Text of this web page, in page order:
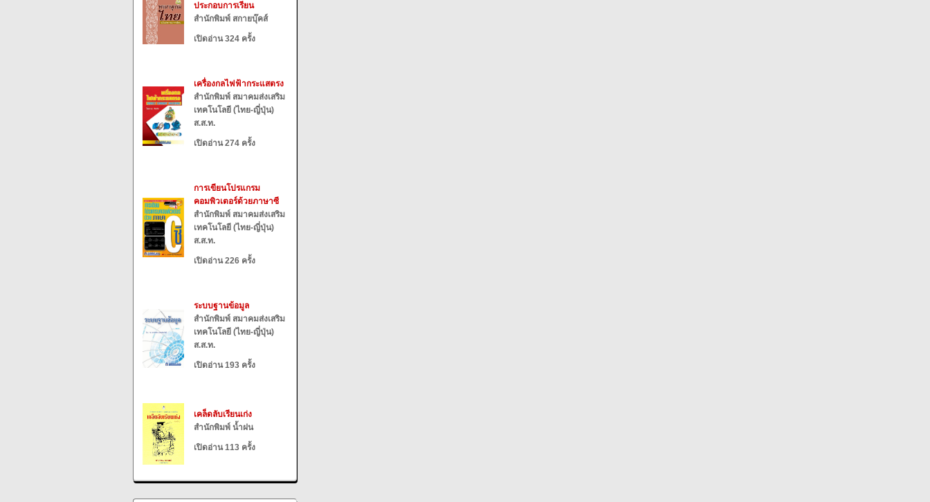
ประกอบการเรียน
สำนักพิมพ์ สกายบุ๊คส์
เปิดอ่าน 324 ครั้ง
เครื่องกลไฟฟ้ากระแสตรง
สำนักพิมพ์ สมาคมส่งเสริม
เทคโนโลยี (ไทย-ญี่ปุ่น)
ส.ส.ท.
เปิดอ่าน 274 ครั้ง
การเขียนโปรแกรม
คอมพิวเตอร์ด้วยภาษาซี
สำนักพิมพ์ สมาคมส่งเสริม
เทคโนโลยี (ไทย-ญี่ปุ่น)
ส.ส.ท.
เปิดอ่าน 226 ครั้ง
ระบบฐานข้อมูล
สำนักพิมพ์ สมาคมส่งเสริม
เทคโนโลยี (ไทย-ญี่ปุ่น)
ส.ส.ท.
เปิดอ่าน 193 ครั้ง
เคล็ดลับเรียนเก่ง
สำนักพิมพ์ น้ำฝน
เปิดอ่าน 113 ครั้ง